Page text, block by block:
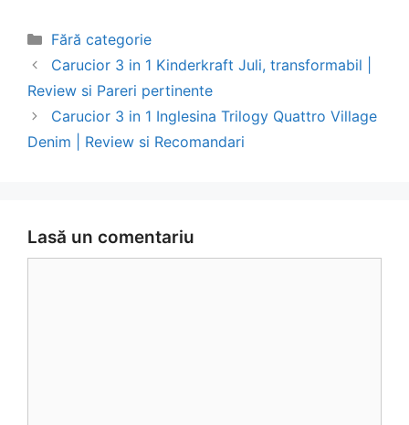
Categorii
Fără categorie
Navigare
în
articol
Carucior 3 in 1 Kinderkraft Juli, transformabil |
Review si Pareri pertinente
Carucior 3 in 1 Inglesina Trilogy Quattro Village
Denim | Review si Recomandari
Lasă un comentariu